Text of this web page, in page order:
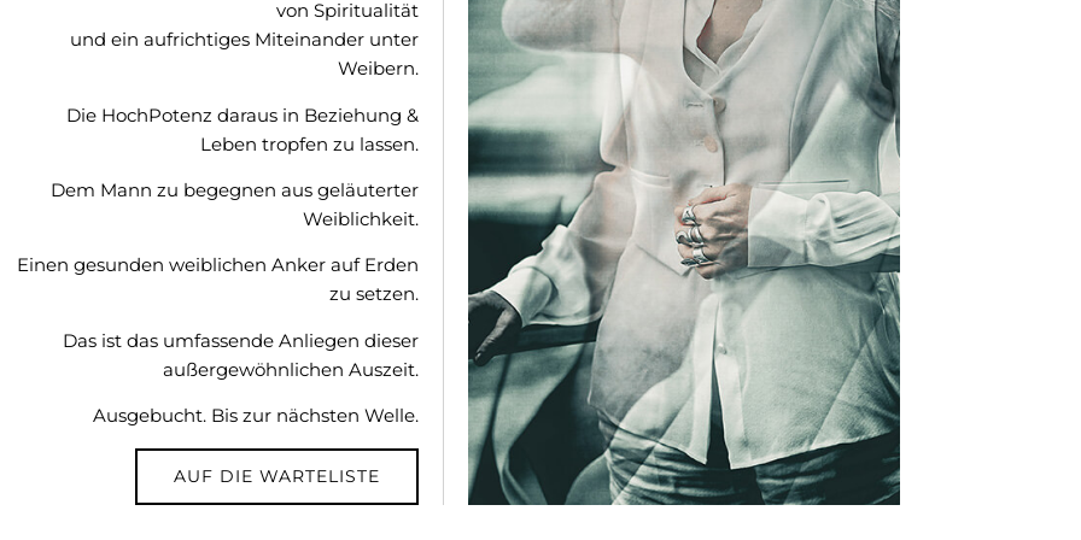
von Spiritualität
und ein aufrichtiges Miteinander unter
Weibern.
Die HochPotenz daraus in Beziehung &
Leben tropfen zu lassen.
Dem Mann zu begegnen aus geläuterter
Weiblichkeit.
Einen gesunden weiblichen Anker auf Erden
zu setzen.
Das ist das umfassende Anliegen dieser
außergewöhnlichen Auszeit.
Ausgebucht. Bis zur nächsten Welle.
AUF DIE WARTELISTE